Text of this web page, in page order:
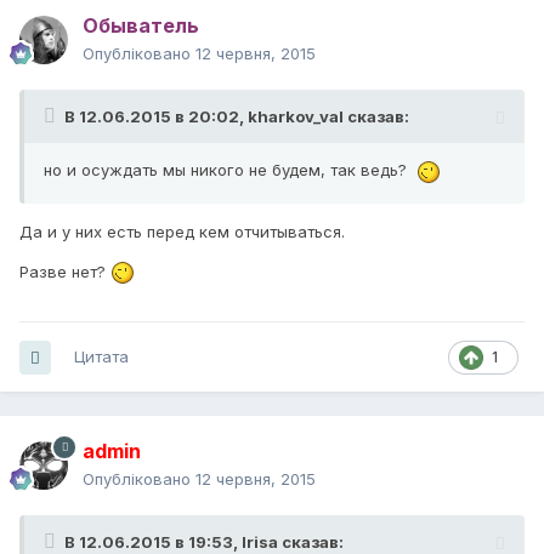
Обыватель
Опубліковано 12 червня, 2015
В 12.06.2015 в 20:02, kharkov_val сказав:
но и осуждать мы никого не будем, так ведь?
Да и у них есть перед кем отчитываться.
Разве нет?
1
Цитата
admin
Опубліковано 12 червня, 2015
В 12.06.2015 в 19:53, Irisa сказав: